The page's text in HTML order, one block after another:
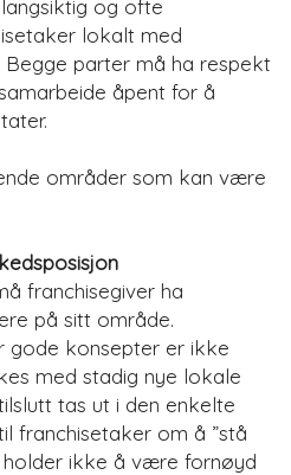
og ofte
lokalt med
Begge parter må ha respekt
åpent for å
områder som kan være
franchisegiver ha
på sitt område.
gode konsepter er ikke
med stadig nye lokale
tas ut i den enkelte
franchisetaker om å ”stå
holder ikke å være fornøyd